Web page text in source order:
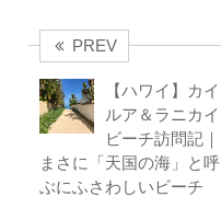
PREV
【ハワイ】カイ
ルア＆ラニカイ
ビーチ訪問記｜
まさに「天国の海」と呼
ぶにふさわしいビーチ